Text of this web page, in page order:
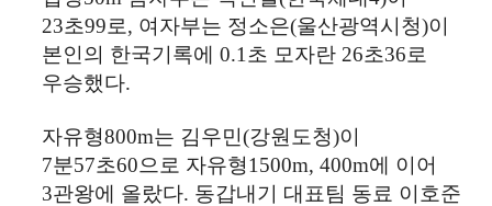
23초99로, 여자부는 정소은(울산광역시청)이
본인의 한국기록에 0.1 초 모자란 26초36로
우승했다.
자유형800m는 김우민(강원도청)이
7분57초60으로 자유형1500m, 400m에 이어
3관왕에 올랐다. 동갑내기 대표팀 동료 이호준